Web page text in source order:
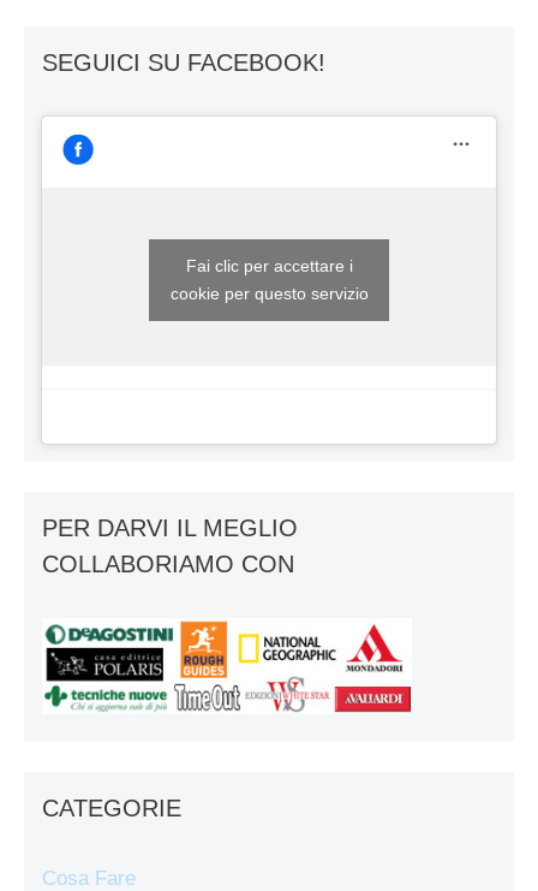
SEGUICI SU FACEBOOK!
Fai clic per accettare i
cookie per questo servizio
PER DARVI IL MEGLIO
COLLABORIAMO CON
CATEGORIE
Cosa Fare